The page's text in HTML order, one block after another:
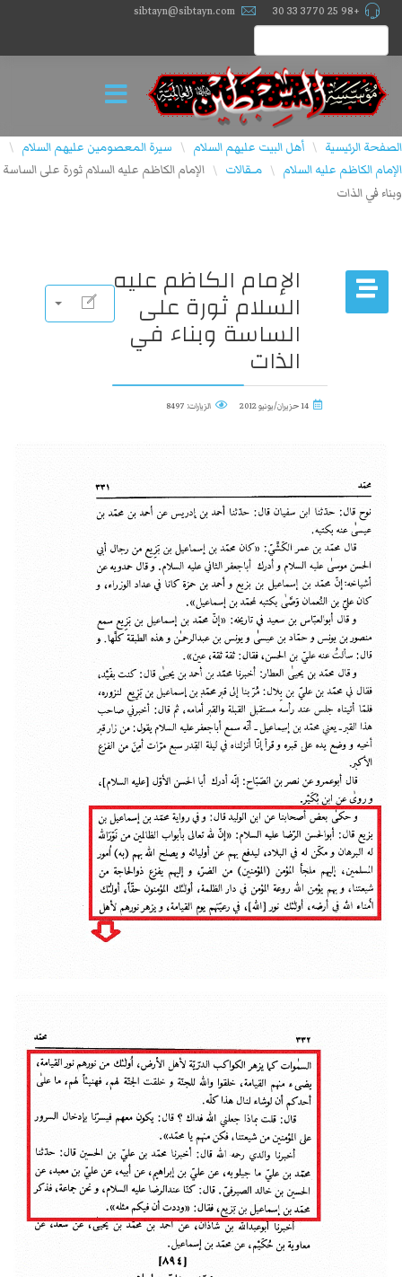
+98 25 3770 33 30
sibtayn@sibtayn.com
الصفحة الرئيسية \ أهل البيت عليهم السلام \ سيرة المعصومين عليهم السلام \
الإمام الكاظم عليه السلام \ مــقالات \ الإمام الكاظم عليه السلام ثورة على الساسة
وبناء في الذات
الإمام الكاظم عليه
السلام ثورة على
الساسة وبناء في
الذات
14 حزيران/يونيو 2012 الزيارات: 8497